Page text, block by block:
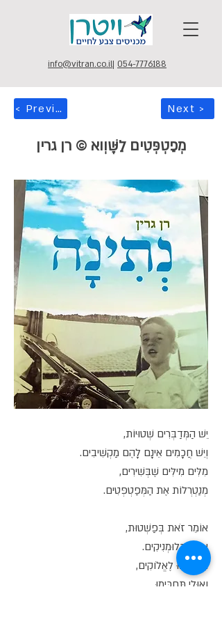
info@vitran.co.il| 054-7776188
< Previous Next >
מְפַטְפְּטִים לַשָּׁוְוא © רן גרין
יֵשׁ הַמְּדַבְּרִים שְׁטוּיוֹת,
וְיֵשׁ חֲכָמִים אֵינָם לָהֶם מַקְשִׁיבִים.
מִלִּים מִילִּים שֶׁבְּשִׁירִים,
מְנַטְרְלוֹת אֶת הַמְּפַטְפְּטִים.
אוֹמֵר זֹאת בְּפַשְׁטוּת,
אַתֶּם כְּלוּמְנִיקִים.
תַּקְשִׁיבוּ לֶאֱלֹוקִים,
וְאוּלַי תַּחְכִּימוּ.